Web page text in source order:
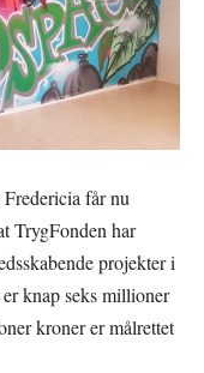
får nu
TrygFonden har
projekter i
knap seks millioner
kroner er målrettet